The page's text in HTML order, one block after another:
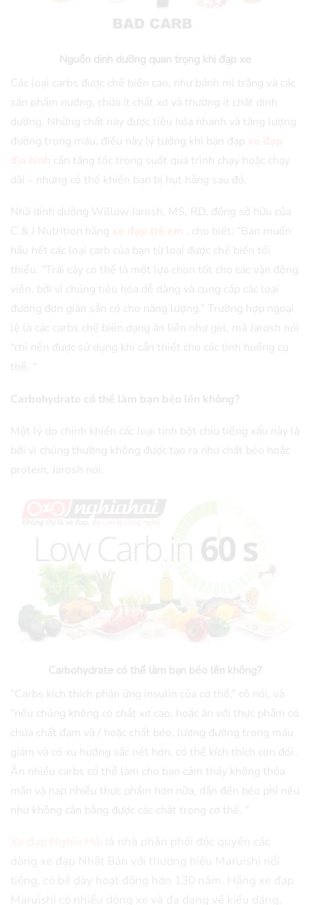
Nguồn dinh dưỡng quan trọng khi đạp xe
Các loại carbs được chế biến cao, như bánh mì trắng và các
sản phẩm nướng, chứa ít chất xơ và thường ít chất dinh
dưỡng. Những chất này được tiêu hóa nhanh và tăng lượng
đường trong máu, điều này lý tưởng khi bạn đạp
cần tăng tốc trong suốt quá trình chạy hoặc chạy
dài – nhưng có thể khiến bạn bị hụt hẫng sau đó.
Nhà dinh dưỡng Willow Jarosh, MS, RD, đồng sở hữu của
C & J Nutrition hãng
, cho biết: “Bạn muốn
hầu hết các loại carb của bạn từ loại được chế biến tối
thiểu. “Trái cây có thể là một lựa chọn tốt cho các vận động
viên, bởi vì chúng tiêu hóa dễ dàng và cung cấp các loại
đường đơn giản sẵn có cho năng lượng.” Trường hợp ngoại
lệ là các carbs chế biến dạng ăn liền như gel, mà Jarosh nói
“chỉ nên được sử dụng khi cần thiết cho các tình huống cụ
thể. “
Carbohydrate có thể làm bạn béo lên không?
Một lý do chính khiến các loại tinh bột chịu tiếng xấu này là
bởi vì chúng thường không được tạo ra như chất béo hoặc
protein, Jarosh nói.
Carbohydrate có thể làm bạn béo lên không?
“Carbs kích thích phản ứng insulin của cơ thể,” cô nói, và
“nếu chúng không có chất xơ cao, hoặc ăn với thực phẩm có
chứa chất đạm và / hoặc chất béo, lượng đường trong máu
giảm và có xu hướng sắc nét hơn, có thể kích thích cơn đói .
Ăn nhiều carbs có thể làm cho bạn cảm thấy không thỏa
mãn và nạp nhiều thực phẩm hơn nữa, dẫn đến béo phì nếu
như không cân bằng được các chất trong cơ thể. “